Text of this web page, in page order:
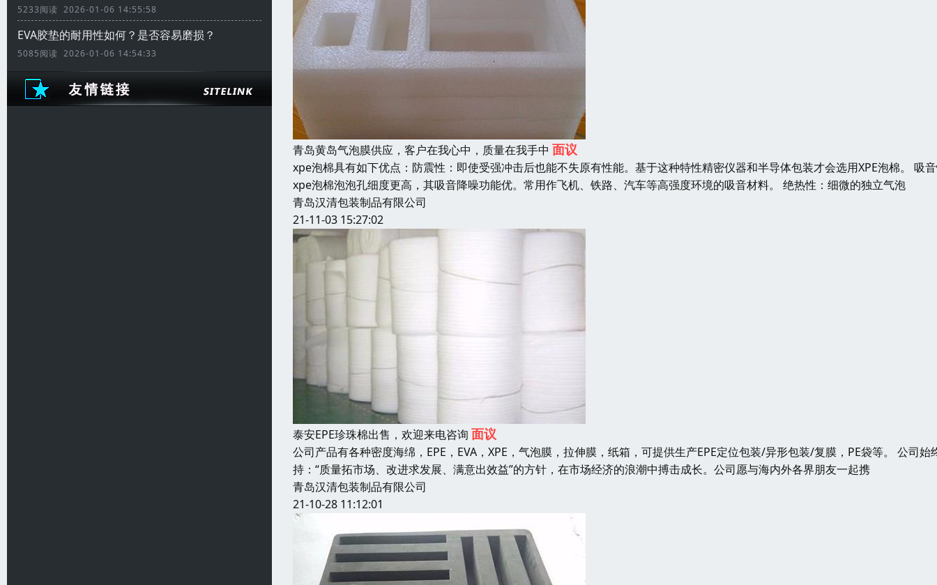
5233阅读 2026-01-06 14:55:58
EVA胶垫的耐用性如何？是否容易磨损？
5085阅读 2026-01-06 14:54:33
青岛黄岛气泡膜供应，客户在我心中，质量在我手中 面议
xpe泡棉具有如下优点：防震性：即使受强冲击后也能不失原有性能。基于这种特性精密仪器和半导体包装才会选用XPE泡棉。 吸
xpe泡棉泡泡孔细度更高，其吸音降噪功能优。常用作飞机、铁路、汽车等高强度环境的吸音材料。 绝热性：细微的独立气泡
青岛汉清包装制品有限公司
21-11-03 15:27:02
泰安EPE珍珠棉出售，欢迎来电咨询 面议
公司产品有各种密度海绵，EPE，EVA，XPE，气泡膜，拉伸膜，纸箱，可提供生产EPE定位包装/异形包装/复膜，PE袋等。 公司始
持：“质量拓市场、改进求发展、满意出效益”的方针，在市场经济的浪潮中搏击成长。公司愿与海内外各界朋友一起携
青岛汉清包装制品有限公司
21-10-28 11:12:01